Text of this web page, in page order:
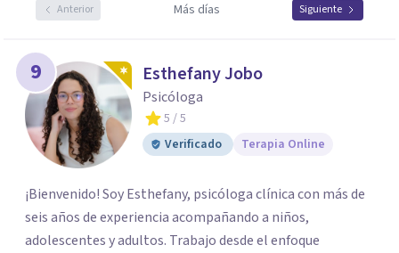
Anterior Más días Siguiente
9 Esthefany Jobo
Psicóloga
5 / 5
Verificado
Terapia Online
¡Bienvenido! Soy Esthefany, psicóloga clínica con más de
seis años de experiencia acompañando a niños,
adolescentes y adultos. Trabajo desde el enfoque